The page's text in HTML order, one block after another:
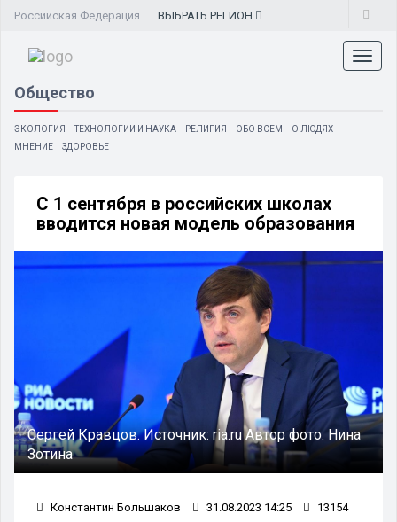
Российская Федерация ВЫБРАТЬ РЕГИОН
Общество
ЭКОЛОГИЯ ТЕХНОЛОГИИ И НАУКА РЕЛИГИЯ ОБО ВСЕМ
О ЛЮДЯХ
МНЕНИЕ
ЗДОРОВЬЕ
С 1 сентября в российских школах
вводится новая модель образования
Сергей Кравцов.Источник:ria.ruАвтор фото: Нина
Зотина
Константин Большаков 31.08.2023 14:25 13154